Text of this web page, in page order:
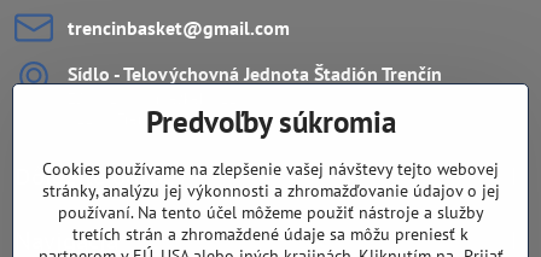
trencinbasket​@gmail​.com
Sídlo - Telovýchovná Jednota Štadión Trenčín
911 08 Trenčín
Dôležité odkazy
Navigácia
Predvoľby súkromia
Cookies používame na zlepšenie vašej návštevy tejto webovej
stránky, analýzu jej výkonnosti a zhromažďovanie údajov o jej
používaní. Na tento účel môžeme použiť nástroje a služby
tretích strán a zhromaždené údaje sa môžu preniesť k